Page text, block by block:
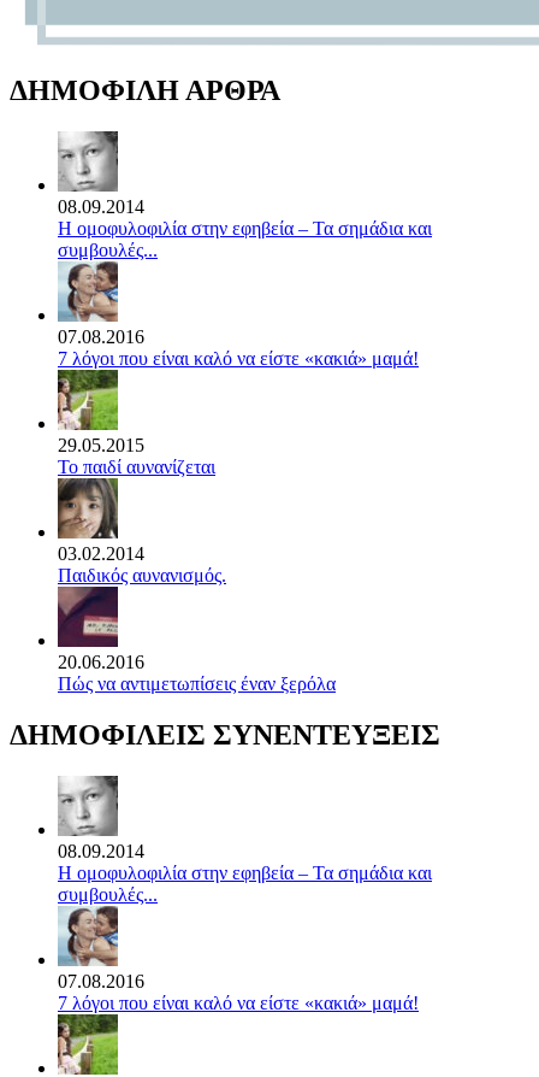
ΔΗΜΟΦΙΛΗ ΑΡΘΡΑ
08.09.2014
Η ομοφυλοφιλία στην εφηβεία – Τα σημάδια και
συμβουλές...
07.08.2016
7 λόγοι που είναι καλό να είστε «κακιά» μαμά!
29.05.2015
Το παιδί αυνανίζεται
03.02.2014
Παιδικός αυνανισμός.
20.06.2016
Πώς να αντιμετωπίσεις έναν ξερόλα
ΔΗΜΟΦΙΛΕΙΣ ΣΥΝΕΝΤΕΥΞΕΙΣ
08.09.2014
Η ομοφυλοφιλία στην εφηβεία – Τα σημάδια και
συμβουλές...
07.08.2016
7 λόγοι που είναι καλό να είστε «κακιά» μαμά!